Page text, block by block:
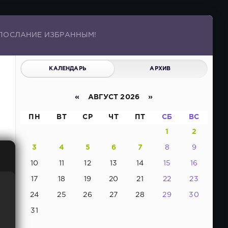
ИЗБРАННЫМ!
КАЛЕНДАРЬ АРХИВ
« АВГУСТ 2026 »
ПН ВТ СР ЧТ ПТ СБ ВС
1 2
3 4 5 6 7 8 9
10 11 12 13 14 15 16
17 18 19 20 21 22 23
24 25 26 27 28 29 30
31